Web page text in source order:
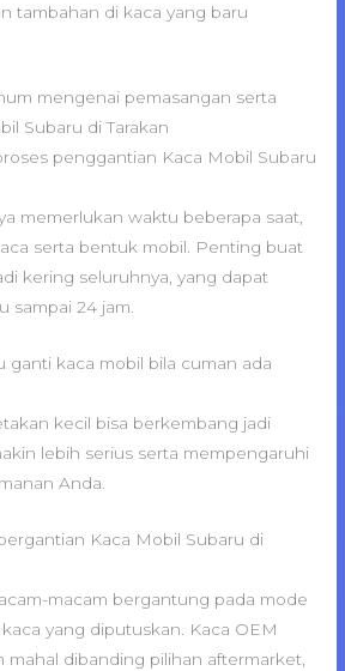
tambahan di kaca yang baru
mengenai pemasangan serta
Subaru di Tarakan
penggantian Kaca Mobil Subaru
memerlukan waktu beberapa saat,
serta bentuk mobil. Penting buat
kering seluruhnya, yang dapat
sampai 24 jam.
ganti kaca mobil bila cuman ada
kecil bisa berkembang jadi
lebih serius serta mempengaruhi
Anda.
Kaca Mobil Subaru di
macam bergantung pada mode
yang diputuskan. Kaca OEM
mahal dibanding pilihan aftermarket,